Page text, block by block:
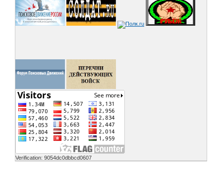
Verification: 9054dc0dbbcd0607